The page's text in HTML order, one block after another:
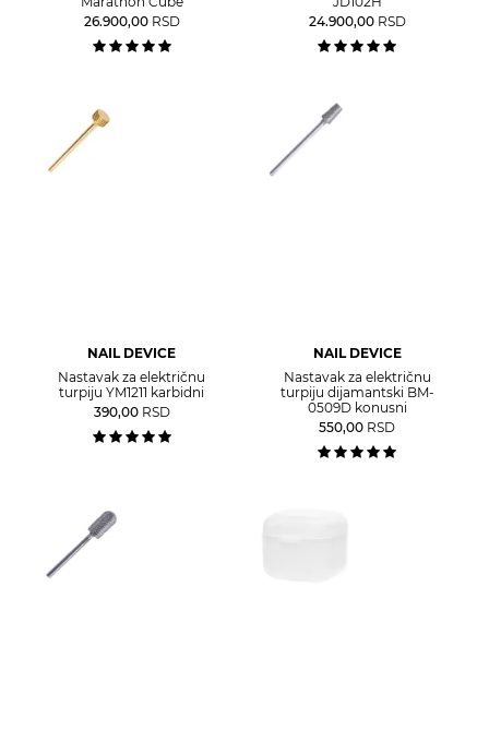
26.900,00 RSD
24.900,00 RSD
NAIL DEVICE
Nastavak za električnu
turpiju YM1211 karbidni
390,00 RSD
NAIL DEVICE
Nastavak za električnu
turpiju dijamantski BM-
0509D konusni
550,00 RSD